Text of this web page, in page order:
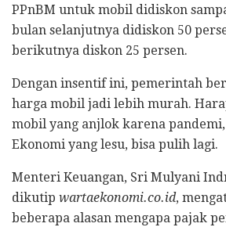
PPnBM untuk mobil didiskon
bulan selanjutnya didiskon 50
berikutnya diskon 25 persen.
Dengan insentif ini, pemerintah
harga mobil jadi lebih murah.
mobil yang anjlok karena
Ekonomi yang lesu, bisa pulih lagi.
Menteri Keuangan, Sri Mulyani
dikutip wartaekonomi.co.id,
beberapa alasan mengapa pajak